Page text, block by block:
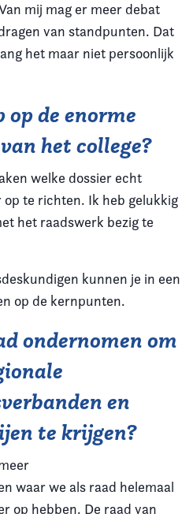
mij mag er meer debat
van standpunten. Dat
het maar niet persoonlijk
op de enorme
het college?
welke dossier echt
op te richten. Ik heb gelukkig
het raadswerk bezig te
kunnen je in een
op de kernpunten.
ondernomen om
en
te krijgen?
waar we als raad helemaal
op hebben. De raad van